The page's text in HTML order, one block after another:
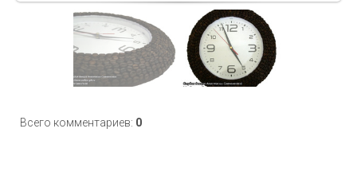
Всего комментариев: 0